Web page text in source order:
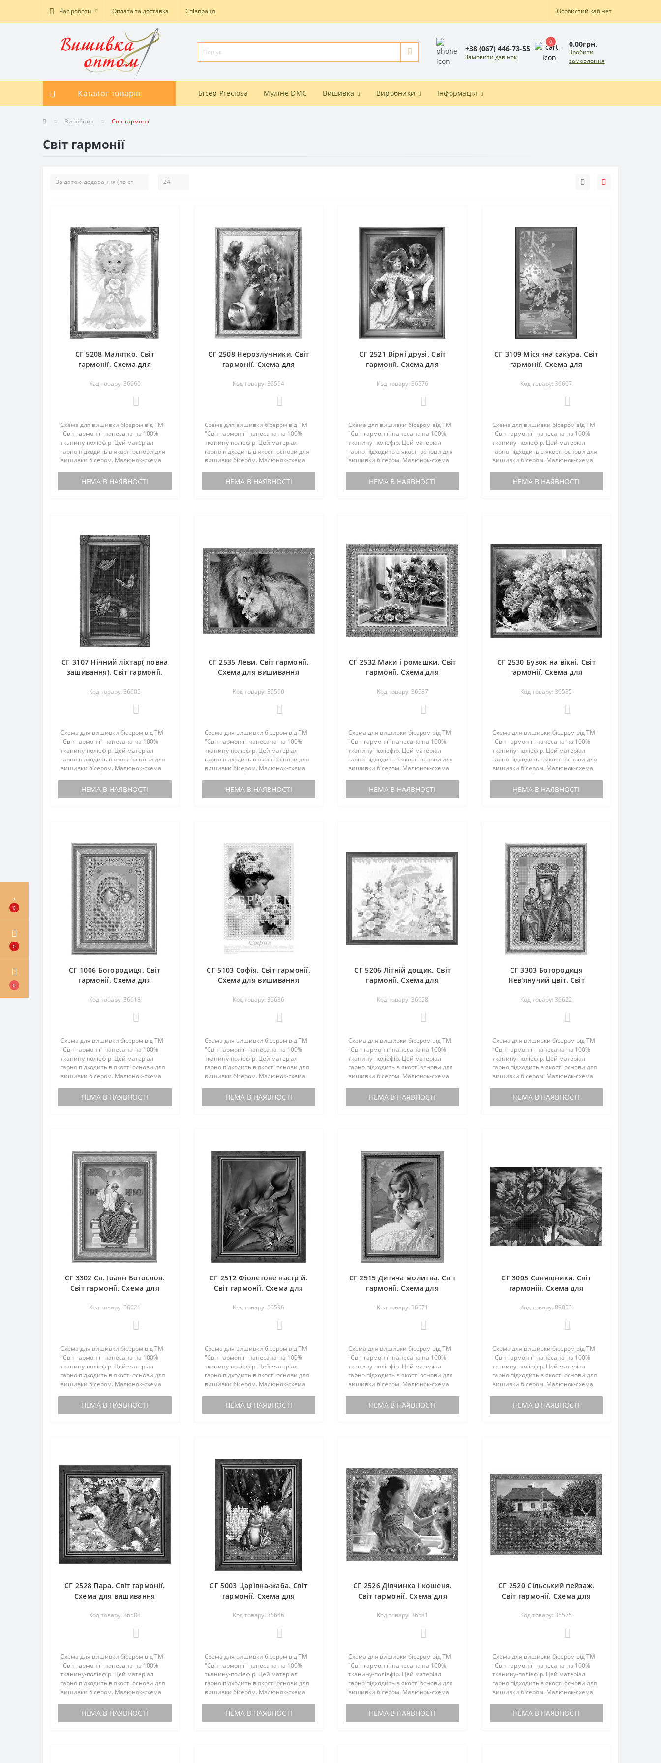
0
0
0
Час роботи Оплата та доставка Співпраця Особистий кабінет
+38 (067) 446-73-55
Замовити дзвінок
0 0.00грн.
Зробити
замовлення
Каталог товарів Бісер Preciosa Муліне DMC Вишивка Виробники Інформація
Виробник Світ гармонії
Світ гармонії
СГ 5208 Малятко. Світ
гармонії. Схема для
Код товару: 36660
Схема для вишивки бісером від ТМ
"Світ гармонії" нанесана на 100%
тканину-поліефір. Цей матеріал
гарно підходить в якості основи для
вишивки бісером. Малюнок-схема
вишивки. Бісером не
комплектується. По вашому запиту,
НЕМА В НАЯВНОСТІ
СГ 2508 Нерозлучники. Світ
гармонії. Схема для
Код товару: 36594
Схема для вишивки бісером від ТМ
"Світ гармонії" нанесана на 100%
тканину-поліефір. Цей матеріал
гарно підходить в якості основи для
вишивки бісером. Малюнок-схема
вишивки. Бісером не
комплектується. По вашому запиту,
НЕМА В НАЯВНОСТІ
СГ 2521 Вірні друзі. Світ
гармонії. Схема для
Код товару: 36576
Схема для вишивки бісером від ТМ
"Світ гармонії" нанесана на 100%
тканину-поліефір. Цей матеріал
гарно підходить в якості основи для
вишивки бісером. Малюнок-схема
вишивки. Бісером не
комплектується. По вашому запиту,
НЕМА В НАЯВНОСТІ
СГ 3109 Місячна сакура. Світ
гармонії. Схема для
Код товару: 36607
Схема для вишивки бісером від ТМ
"Світ гармонії" нанесана на 100%
тканину-поліефір. Цей матеріал
гарно підходить в якості основи для
вишивки бісером. Малюнок-схема
вишивки. Бісером не
комплектується. По вашому запиту,
НЕМА В НАЯВНОСТІ
СГ 3107 Нічний ліхтар( повна
зашивання). Світ гармонії.
бісером
Код товару: 36605
Схема для вишивки бісером від ТМ
"Світ гармонії" нанесана на 100%
тканину-поліефір. Цей матеріал
гарно підходить в якості основи для
вишивки бісером. Малюнок-схема
вишивки. Бісером не
комплектується. По вашому запиту,
НЕМА В НАЯВНОСТІ
СГ 2535 Леви. Світ гармонії.
Схема для вишивання
Код товару: 36590
Схема для вишивки бісером від ТМ
"Світ гармонії" нанесана на 100%
тканину-поліефір. Цей матеріал
гарно підходить в якості основи для
вишивки бісером. Малюнок-схема
вишивки. Бісером не
комплектується. По вашому запиту,
НЕМА В НАЯВНОСТІ
СГ 2532 Маки і ромашки. Світ
гармонії. Схема для
Код товару: 36587
Схема для вишивки бісером від ТМ
"Світ гармонії" нанесана на 100%
тканину-поліефір. Цей матеріал
гарно підходить в якості основи для
вишивки бісером. Малюнок-схема
вишивки. Бісером не
комплектується. По вашому запиту,
НЕМА В НАЯВНОСТІ
СГ 2530 Бузок на вікні. Світ
гармонії. Схема для
Код товару: 36585
Схема для вишивки бісером від ТМ
"Світ гармонії" нанесана на 100%
тканину-поліефір. Цей матеріал
гарно підходить в якості основи для
вишивки бісером. Малюнок-схема
вишивки. Бісером не
комплектується. По вашому запиту,
НЕМА В НАЯВНОСТІ
СГ 1006 Богородиця. Світ
гармонії. Схема для
Код товару: 36618
Схема для вишивки бісером від ТМ
"Світ гармонії" нанесана на 100%
тканину-поліефір. Цей матеріал
гарно підходить в якості основи для
вишивки бісером. Малюнок-схема
вишивки. Бісером не
комплектується. По вашому запиту,
НЕМА В НАЯВНОСТІ
СГ 5103 Софія. Світ гармонії.
Схема для вишивання
Код товару: 36636
Схема для вишивки бісером від ТМ
"Світ гармонії" нанесана на 100%
тканину-поліефір. Цей матеріал
гарно підходить в якості основи для
вишивки бісером. Малюнок-схема
вишивки. Бісером не
комплектується. По вашому запиту,
НЕМА В НАЯВНОСТІ
СГ 5206 Літній дощик. Світ
гармонії. Схема для
Код товару: 36658
Схема для вишивки бісером від ТМ
"Світ гармонії" нанесана на 100%
тканину-поліефір. Цей матеріал
гарно підходить в якості основи для
вишивки бісером. Малюнок-схема
вишивки. Бісером не
комплектується. По вашому запиту,
НЕМА В НАЯВНОСТІ
СГ 3303 Богородиця
Нев'янучий цвіт. Світ
вишивання бісером
Код товару: 36622
Схема для вишивки бісером від ТМ
"Світ гармонії" нанесана на 100%
тканину-поліефір. Цей матеріал
гарно підходить в якості основи для
вишивки бісером. Малюнок-схема
вишивки. Бісером не
комплектується. По вашому запиту,
НЕМА В НАЯВНОСТІ
СГ 3302 Св. Іоанн Богослов.
Світ гармонії. Схема для
Код товару: 36621
Схема для вишивки бісером від ТМ
"Світ гармонії" нанесана на 100%
тканину-поліефір. Цей матеріал
гарно підходить в якості основи для
вишивки бісером. Малюнок-схема
вишивки. Бісером не
комплектується. По вашому запиту,
НЕМА В НАЯВНОСТІ
СГ 2512 Фіолетове настрій.
Світ гармонії. Схема для
Код товару: 36596
Схема для вишивки бісером від ТМ
"Світ гармонії" нанесана на 100%
тканину-поліефір. Цей матеріал
гарно підходить в якості основи для
вишивки бісером. Малюнок-схема
вишивки. Бісером не
комплектується. По вашому запиту,
НЕМА В НАЯВНОСТІ
СГ 2515 Дитяча молитва. Світ
гармонії. Схема для
Код товару: 36571
Схема для вишивки бісером від ТМ
"Світ гармонії" нанесана на 100%
тканину-поліефір. Цей матеріал
гарно підходить в якості основи для
вишивки бісером. Малюнок-схема
вишивки. Бісером не
комплектується. По вашому запиту,
НЕМА В НАЯВНОСТІ
СГ 3005 Соняшники. Світ
гармоніії. Схема для
Код товару: 89053
Схема для вишивки бісером від ТМ
"Світ гармонії" нанесана на 100%
тканину-поліефір. Цей матеріал
гарно підходить в якості основи для
вишивки бісером. Малюнок-схема
вишивки. Бісером не
комплектується. По вашому запиту,
НЕМА В НАЯВНОСТІ
СГ 2528 Пара. Світ гармонії.
Схема для вишивання
Код товару: 36583
Схема для вишивки бісером від ТМ
"Світ гармонії" нанесана на 100%
тканину-поліефір. Цей матеріал
гарно підходить в якості основи для
вишивки бісером. Малюнок-схема
вишивки. Бісером не
комплектується. По вашому запиту,
НЕМА В НАЯВНОСТІ
СГ 5003 Царівна-жаба. Світ
гармонії. Схема для
Код товару: 36646
Схема для вишивки бісером від ТМ
"Світ гармонії" нанесана на 100%
тканину-поліефір. Цей матеріал
гарно підходить в якості основи для
вишивки бісером. Малюнок-схема
вишивки. Бісером не
комплектується. По вашому запиту,
НЕМА В НАЯВНОСТІ
СГ 2526 Дівчинка і кошеня.
Світ гармонії. Схема для
Код товару: 36581
Схема для вишивки бісером від ТМ
"Світ гармонії" нанесана на 100%
тканину-поліефір. Цей матеріал
гарно підходить в якості основи для
вишивки бісером. Малюнок-схема
вишивки. Бісером не
комплектується. По вашому запиту,
НЕМА В НАЯВНОСТІ
СГ 2520 Сільський пейзаж.
Світ гармонії. Схема для
Код товару: 36575
Схема для вишивки бісером від ТМ
"Світ гармонії" нанесана на 100%
тканину-поліефір. Цей матеріал
гарно підходить в якості основи для
вишивки бісером. Малюнок-схема
вишивки. Бісером не
комплектується. По вашому запиту,
НЕМА В НАЯВНОСТІ